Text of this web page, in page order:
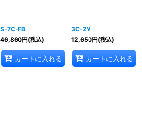
S-7C-FB
46,860円(税込)
カートに入れる
3C-2V
12,650円(税込)
カートに入れる